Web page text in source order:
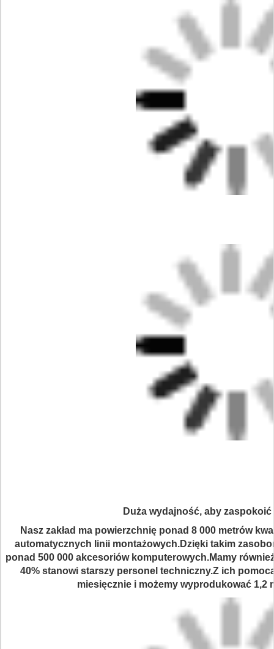
Duża wydajność, aby
Nasz zakład ma powierzchnię ponad 8 000 metrów
automatycznych linii montażowych.Dzięki takim
ponad 500 000 akcesoriów komputerowych.Mamy
40% stanowi starszy personel techniczny.Z ich
miesięcznie i możemy wyprodukować 1,2